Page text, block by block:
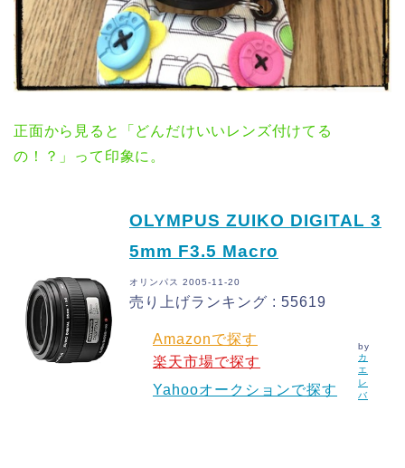
正面から見ると「どんだけいいレンズ付けてる
の！？」って印象に。
OLYMPUS ZUIKO DIGITAL 3
5mm F3.5 Macro
オリンパス 2005-11-20
売り上げランキング : 55619
Amazonで探す
楽天市場で探す
Yahooオークションで探す
by
カ
エ
レ
バ